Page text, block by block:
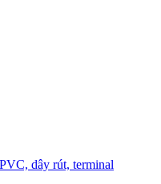
dây rút, terminal